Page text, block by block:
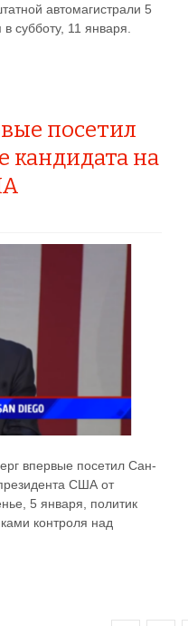
автомагистрали 5
субботу, 11 января.
посетил
кандидата на
впервые посетил Сан-
США от
5 января, политик
контроля над